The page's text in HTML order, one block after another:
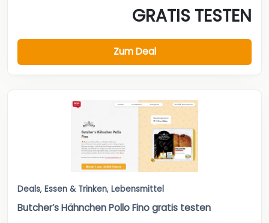
GRATIS TESTEN
Zum Deal
Deals, Essen & Trinken, Lebensmittel
Butcher’s Hähnchen Pollo Fino gratis testen